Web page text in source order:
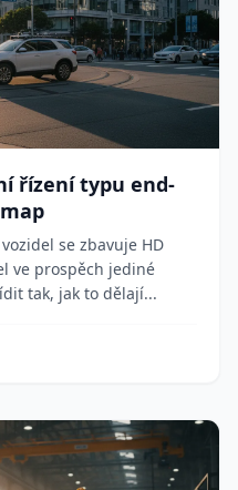
řízení typu end-
se zbavuje HD
ve prospěch jediné
tak, jak to dělají...